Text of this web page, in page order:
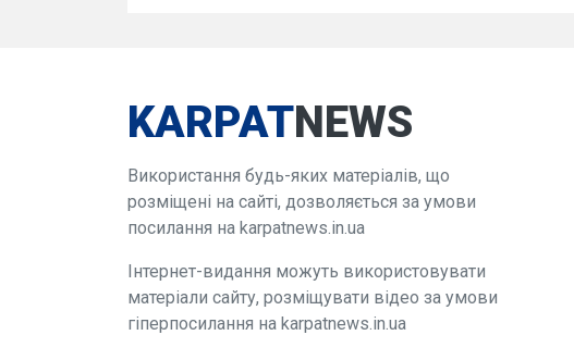
KARPATNEWS
Використання будь-яких матеріалів, що
розміщені на сайті, дозволяється за умови
посилання на karpatnews.in.ua
Інтернет-видання можуть використовувати
матеріали сайту, розміщувати відео за умови
гіперпосилання на karpatnews.in.ua